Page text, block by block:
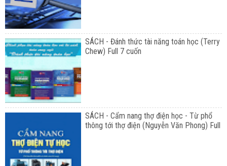
SÁCH - Đánh thức tài năng toán học (Terry
Chew) Full 7 cuốn
SÁCH - Cẩm nang thợ điện học - Từ phổ
thông tới thợ điện (Nguyễn Văn Phong) Full